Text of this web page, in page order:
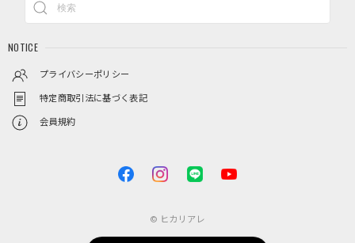
NOTICE
プライバシーポリシー
特定商取引法に基づく表記
会員規約
© ヒカリアレ